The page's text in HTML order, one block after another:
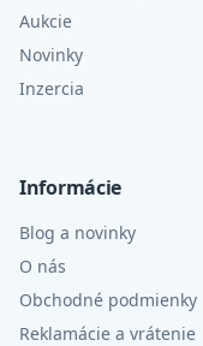
Aukcie
Novinky
Inzercia
Informácie
Blog a novinky
O nás
Obchodné podmienky
Reklamácie a vrátenie